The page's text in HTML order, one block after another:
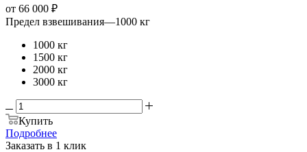
от 66 000 ₽
Предел взвешивания—1000 кг
1000 кг
1500 кг
2000 кг
3000 кг
Купить
Подробнее
Заказать в 1 клик